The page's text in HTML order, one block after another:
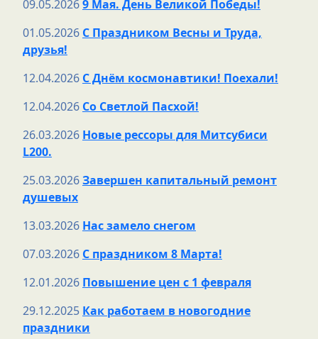
09.05.20269 Мая. День Великой Победы!
01.05.2026 С Праздником Весны и Труда,
друзья!
12.04.2026 С Днём космонавтики! Поехали!
12.04.2026 Со Светлой Пасхой!
26.03.2026 Новые рессоры для Митсубиси
L200.
25.03.2026Завершен капитальный ремонт
душевых
13.03.2026 Нас замело снегом
07.03.2026 С праздником 8 Марта!
12.01.2026 Повышение цен с 1 февраля
29.12.2025 Как работаем в новогодние
праздники